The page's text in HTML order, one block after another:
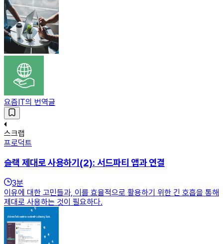
요즘IT의 번역글
스크랩
프로덕트
슬랙 제대로 사용하기(2): 서드파티 앱과 연결
3분
이유에 대한 고민들과, 이를 효율적으로 활용하기 위한 긴 호흡을 통해
제대로 사용하는 것이 필요하다.